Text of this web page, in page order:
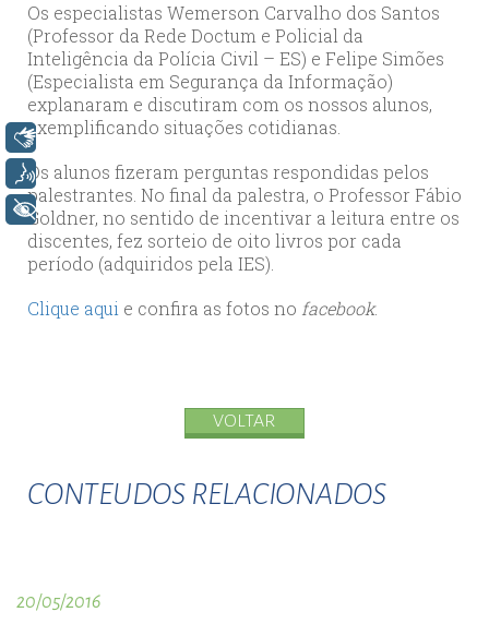
Os especialistas Wemerson Carvalho dos Santos
(Professor da Rede Doctum e Policial da
Inteligência da Polícia Civil – ES) e Felipe Simões
(Especialista em Segurança da Informação)
explanaram e discutiram com os nossos alunos,
exemplificando situações cotidianas.
Os alunos fizeram perguntas respondidas pelos
palestrantes. No final da palestra, o Professor Fábio
Goldner, no sentido de incentivar a leitura entre os
discentes, fez sorteio de oito livros por cada
período (adquiridos pela IES).
Clique aqui e confira as fotos no facebook.
VOLTAR
CONTEUDOS RELACIONADOS
20/05/2016
Libras
Voz
+ Acessibilidade